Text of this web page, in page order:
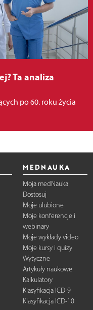
Ta analiza
po 60. roku życia
MEDNAUKA
Moja medNauka
Dostosuj
Moje ulubione
Moje konferencje i
webinary
Moje wykłady video
Moje kursy i quizy
Wytyczne
Artykuły naukowe
Kalkulatory
Klasyfikacja ICD-9
Klasyfikacja ICD-10